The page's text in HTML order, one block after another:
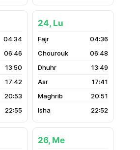
04:34
06:46
13:50
17:42
20:53
22:55
24, Lu
04:36
06:48
13:49
17:41
20:51
22:52
26, Me